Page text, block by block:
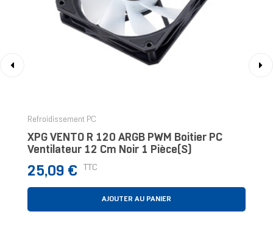
Refroidissement PC
XPG VENTO R 120 ARGB PWM Boitier PC
Ventilateur 12 Cm Noir 1 Pièce(s)
Prix
25,09 € TTC
AJOUTER AU PANIER